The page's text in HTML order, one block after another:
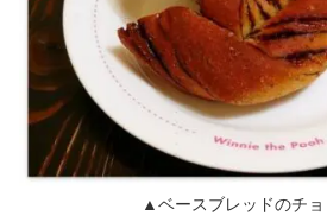
▲ベースブレッドのチョ